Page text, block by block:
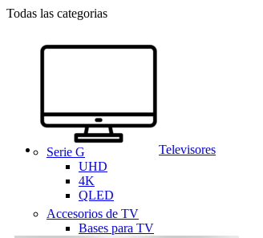
Todas las categorias
Televisores
Serie G
UHD
4K
QLED
Accesorios de TV
Bases para TV